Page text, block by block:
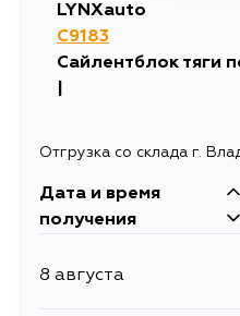
LYNXauto
C9183
Сайлентблок тяги
Отгрузка со склада г.
Дата и время
получения
8 августа